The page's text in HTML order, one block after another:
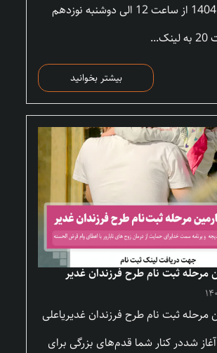
هجدهم آبان 1404 از ساعت 12 الی دوشنبه نوزدهم
بیشتر بخوانید
مرحله ثبت نام طرح فرزندان غدیر
مرحله ثبت نام طرح فرزندان غدیریاعلی
شددر کنار شما قدم‌های بزرگی برای